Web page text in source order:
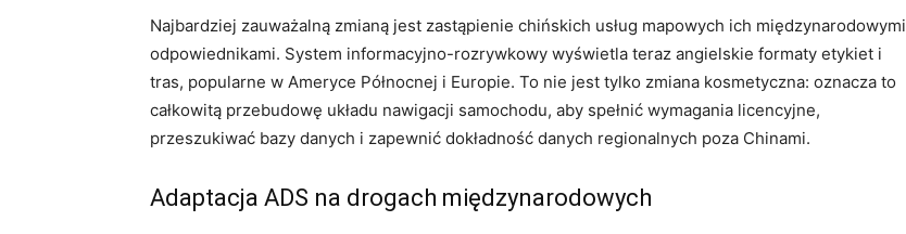
Najbardziej zauważalną zmianą jest zastąpienie chińskich usług mapowych ich międzynarodowymi
odpowiednikami. System informacyjno-rozrywkowy wyświetla teraz angielskie formaty etykiet i
tras, popularne w Ameryce Północnej i Europie. To nie jest tylko zmiana kosmetyczna: oznacza to
całkowitą przebudowę układu nawigacji samochodu, aby spełnić wymagania licencyjne,
przeszukiwać bazy danych i zapewnić dokładność danych regionalnych poza Chinami.
Adaptacja ADS na drogach międzynarodowych